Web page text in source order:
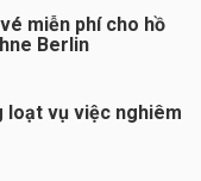
miễn phí cho hồ
Berlin
loạt vụ việc nghiêm